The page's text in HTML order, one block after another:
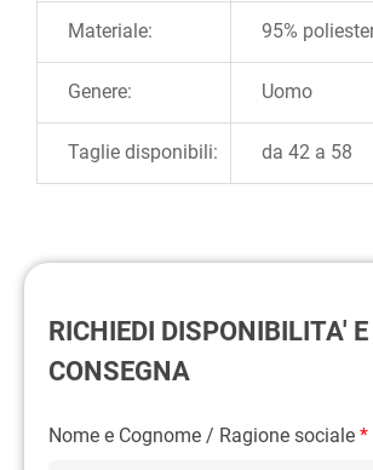
Materiale: 95%
Genere: Uomo
Taglie disponibili: da 42 a 58
RICHIEDI DISPONIBILITA'
CONSEGNA
Nome e Cognome / Ragione sociale *